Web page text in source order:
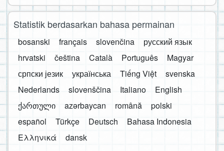
Statistik berdasarkan bahasa permainan
bosanski français slovenčina
русский язык
hrvatski
čeština Català Português
Magyar
српски језик
українська Tiếng Việt
svenska
Nederlands
slovenščina Italiano
English
ქართული
azərbaycan română
polski
español
Türkçe Deutsch
Bahasa Indonesia
Ελληνικά
dansk